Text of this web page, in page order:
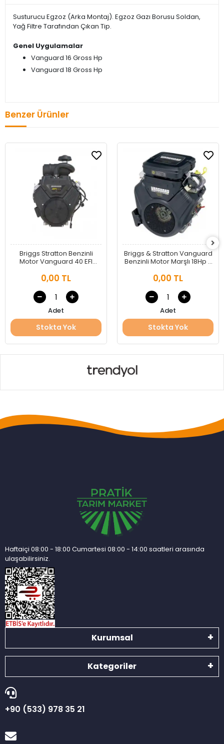
Susturucu Egzoz (Arka Montaj). Egzoz Gazı Borusu Soldan,
Yağ Filtre Tarafından Çıkan Tip.
Genel Uygulamalar
Vanguard 16 Gross Hp
Vanguard 18 Gross Hp
Benzer Ürünler
Briggs Stratton Benzinli
Motor Vanguard 40 EFI
0,00 TL
Adet
Stokta Yok
Briggs & Stratton Vanguard
Benzinli Motor Marşlı 18Hp -
0,00 TL
Adet
Stokta Yok
Haftaiçi 08:00 - 18:00 Cumartesi 08:00 - 14:00 saatleri arasında
ulaşabilirsiniz.
Kurumsal
Kategoriler
+90 (533) 978 35 21